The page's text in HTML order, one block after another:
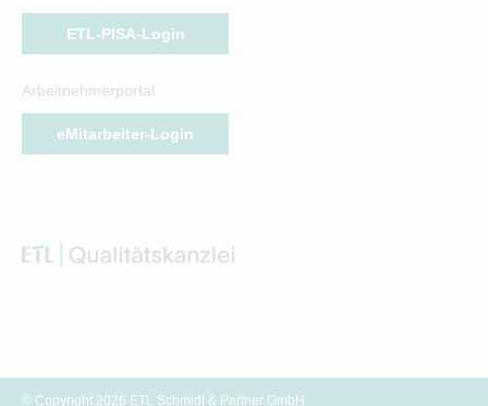
ETL-PISA-Login
Arbeitnehmerportal
eMitarbeiter-Login
© Copyright 2026 ETL Schmidt & Partner GmbH